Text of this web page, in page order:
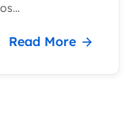
Read More